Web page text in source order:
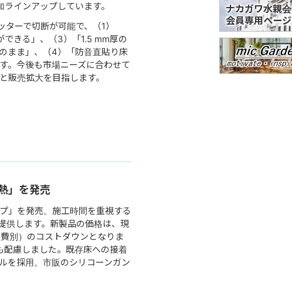
インアップしています。
ーで切断が可能で、（1）
できる」、（3）「1.5 mm厚の
まま」、（4）「防音直貼り床
。今後も市場ニーズに合わせて
販売拡大を目指します。
」を発売
」を発売。施工時間を重視する
供します。新製品の価格は、現
別）のコストダウンとなりま
慮しました。既存床への接着
を採用。市販のシリコーンガン
ナカガワ水親会
会員専用ページ